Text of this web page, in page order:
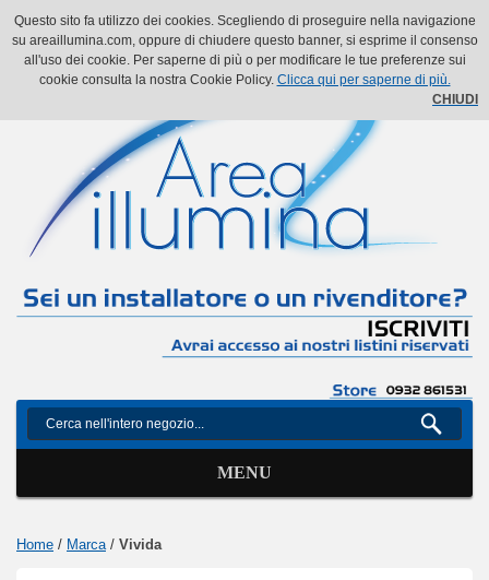
Il mio account Il mio carrello Vai alla Cassa Accedi
MENU
Home / Marca / Vivida
Questo sito fa utilizzo dei cookies. Scegliendo di proseguire nella navigazione
su areaillumina.com, oppure di chiudere questo banner, si esprime il consenso
all'uso dei cookie. Per saperne di più o per modificare le tue preferenze sui
cookie consulta la nostra Cookie Policy. Clicca qui per saperne di più.
CHIUDI